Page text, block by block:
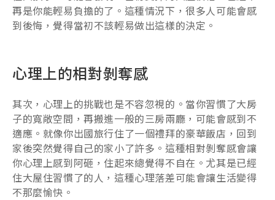
再是你能輕易負擔的了。這種情況下，很多人可能會感
到後悔，覺得當初不該輕易做出這樣的決定。
心理上的相對剝奪感
其次，心理上的挑戰也是不容忽視的。當你習慣了大房
子的寬敞空間，再搬進一般的三房兩廳，可能會感到不
適應。就像你出國旅行住了一個禮拜的豪華飯店，回到
家後突然覺得自己的家小了許多。這種相對剝奪感會讓
你心理上感到阿砸，住起來總覺得不自在。尤其是已經
住大屋住習慣了的人，這種心理落差可能會讓生活變得
不那麼愉快。